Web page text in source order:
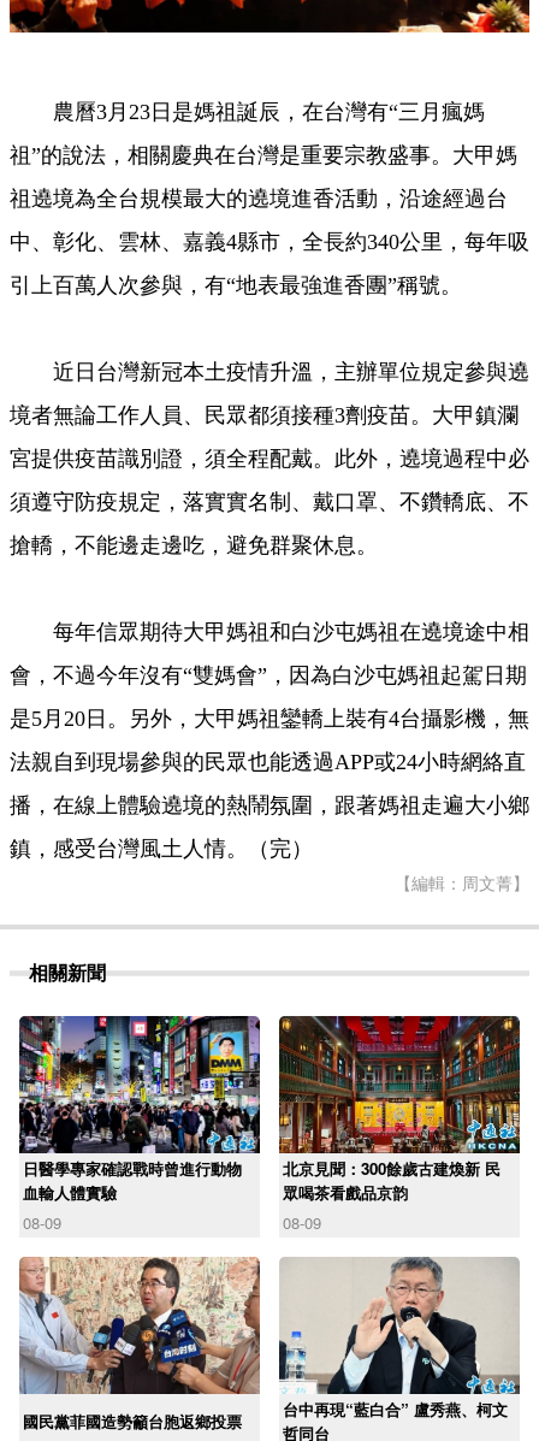
農曆3月23日是媽祖誕辰，在台灣有“三月瘋媽
祖”的說法，相關慶典在台灣是重要宗教盛事。大甲媽
祖遶境為全台規模最大的遶境進香活動，沿途經過台
中、彰化、雲林、嘉義4縣市，全長約340公里，每年吸
引上百萬人次參與，有“地表最強進香團”稱號。
近日台灣新冠本土疫情升溫，主辦單位規定參與遶
境者無論工作人員、民眾都須接種3劑疫苗。大甲鎮瀾
宮提供疫苗識別證，須全程配戴。此外，遶境過程中必
須遵守防疫規定，落實實名制、戴口罩、不鑽轎底、不
搶轎，不能邊走邊吃，避免群聚休息。
每年信眾期待大甲媽祖和白沙屯媽祖在遶境途中相
會，不過今年沒有“雙媽會”，因為白沙屯媽祖起駕日期
是5月20日。另外，大甲媽祖鑾轎上裝有4台攝影機，無
法親自到現場參與的民眾也能透過APP或24小時網絡直
播，在線上體驗遶境的熱鬧氛圍，跟著媽祖走遍大小鄉
鎮，感受台灣風土人情。（完）
【編輯：周文菁】
相關新聞
日醫學專家確認戰時曾進行動物
血輸人體實驗
08-09
北京見聞：300餘歲古建煥新 民
眾喝茶看戲品京韵
08-09
國民黨菲國造勢籲台胞返鄉投票
台中再現“藍白合” 盧秀燕、柯文
哲同台